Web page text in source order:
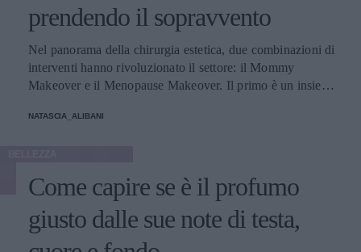
prendendo il sopravvento
Nel panorama della chirurgia estetica, due combinazioni di
interventi hanno rivoluzionato il settore: il Mommy
Makeover e il Menopause Makeover. Il primo è un insieme
donne a recuperare la forma fisica e l'aspetto che avevano
rilassamento cutaneo o perdita di tono. Il secondo, invece,
è scelto dalle donne che sono entrate in menopausa. Oggi,
a questi si aggiunge a questa élite una terza opzione
emergente che punta a ripristinare il volume e contrastare
NATASCIA_ALIBANI
Come capire se è il profumo
giusto dalle sue note di testa,